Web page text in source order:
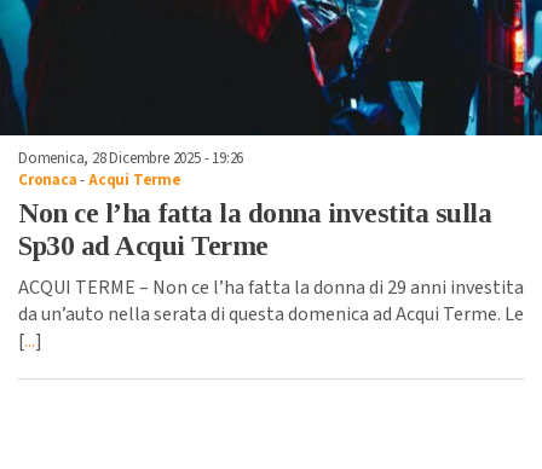
Domenica, 28 Dicembre 2025 - 19:26
Cronaca-Acqui Terme
Non ce l’ha fatta la donna investita sulla
Sp30 ad Acqui Terme
ACQUI TERME – Non ce l’ha fatta la donna di 29 anni investita
da un’auto nella serata di questa domenica ad Acqui Terme. Le
[...]